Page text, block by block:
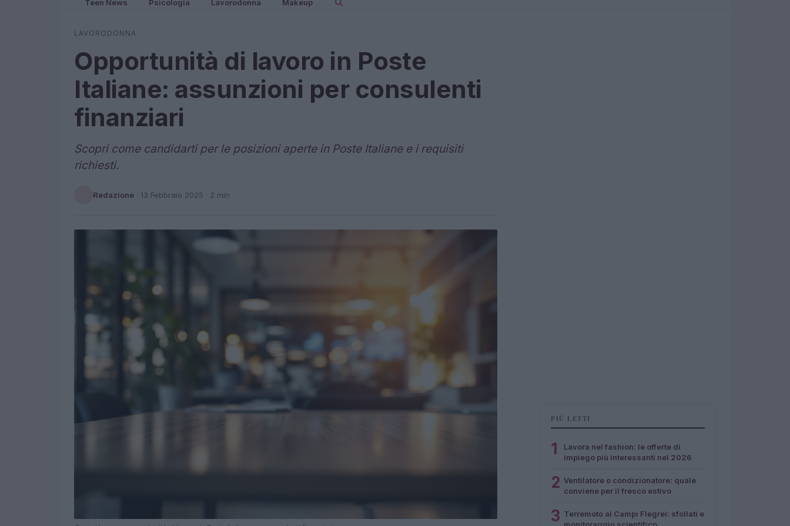
Teen News Psicologia Lavorodonna Makeup
LAVORODONNA
Opportunità di lavoro in Poste
Italiane: assunzioni per consulenti
finanziari
Scopri come candidarti per le posizioni aperte in Poste Italiane e i requisiti
richiesti.
Redazione · 13 Febbraio 2025 · 2 min
PIÙ LETTI
1
Lavora nel fashion: le offerte di
impiego più interessanti nel 2026
2 Ventilatore o condizionatore: quale
conviene per il fresco estivo
3 Terremoto ai Campi Flegrei: sfollati e